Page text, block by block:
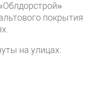
покрытия
на улицах: